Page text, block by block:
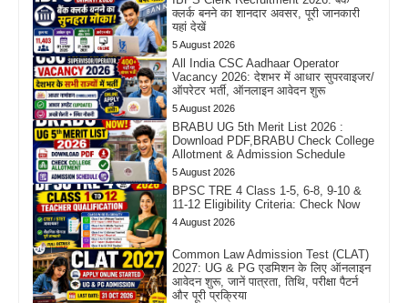
क्लर्क बनने का शानदार अवसर, पूरी जानकारी
यहां देखें
5 August 2026
All India CSC Aadhaar Operator
Vacancy 2026: देशभर में आधार सुपरवाइजर/
ऑपरेटर भर्ती, ऑनलाइन आवेदन शुरू
5 August 2026
BRABU UG 5th Merit List 2026 :
Download PDF,BRABU Check College
Allotment & Admission Schedule
5 August 2026
BPSC TRE 4 Class 1-5, 6-8, 9-10 &
11-12 Eligibility Criteria: Check Now
4 August 2026
Common Law Admission Test (CLAT)
2027: UG & PG एडमिशन के लिए ऑनलाइन
आवेदन शुरू, जानें पात्रता, तिथि, परीक्षा पैटर्न
और पूरी प्रक्रिया